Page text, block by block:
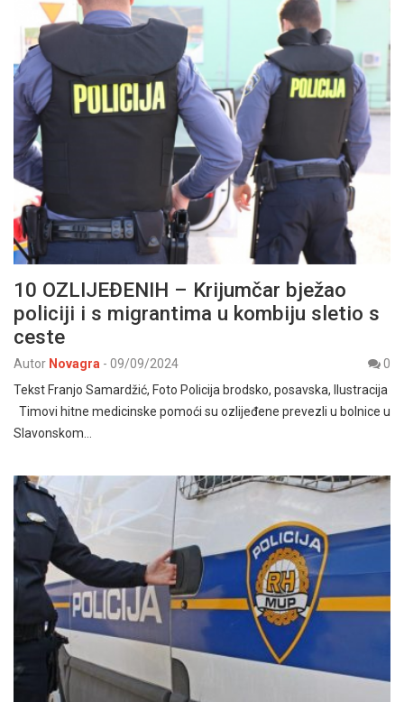
10 OZLIJEĐENIH – Krijumčar bježao
policiji i s migrantima u kombiju sletio s
ceste
Autor Novagra - 09/09/2024
0
Tekst Franjo Samardžić, Foto Policija brodsko, posavska, Ilustracija
Timovi hitne medicinske pomoći su ozlijeđene prevezli u bolnice u
Slavonskom…